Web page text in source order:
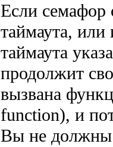
Если семафор
таймаута, или
таймаута
продолжит
вызвана
function), и
Вы не должны